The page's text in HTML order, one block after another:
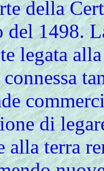
della
1498.
legata
di
alla terra